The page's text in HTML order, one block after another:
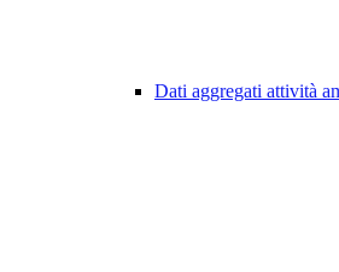
Dati aggregati attività